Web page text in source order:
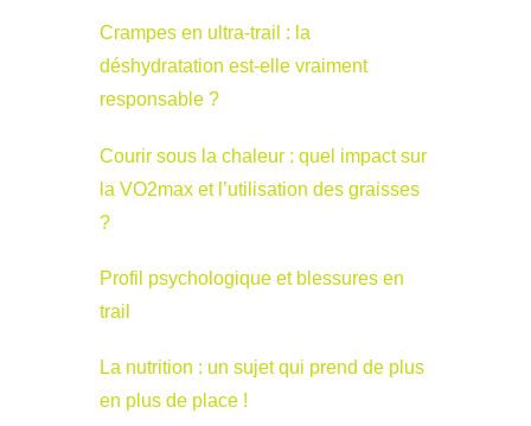
Crampes en ultra-trail : la
déshydratation est-elle vraiment
responsable ?
Courir sous la chaleur : quel impact sur
la VO2max et l’utilisation des graisses
?
Profil psychologique et blessures en
trail
La nutrition : un sujet qui prend de plus
en plus de place !